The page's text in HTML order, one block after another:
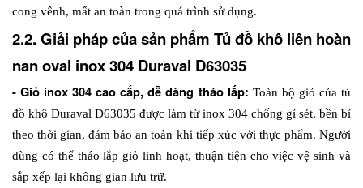
cong vênh, mất an toàn trong quá trình sử dụng.
2.2. Giải pháp của sản phẩm Tủ đồ khô liên hoàn
nan oval inox 304 Duraval D63035
- Giỏ inox 304 cao cấp, dễ dàng tháo lắp: Toàn bộ giỏ của tủ
đồ khô Duraval D63035 được làm từ inox 304 chống gỉ sét, bền bỉ
theo thời gian, đảm bảo an toàn khi tiếp xúc với thực phẩm. Người
dùng có thể tháo lắp giỏ linh hoạt, thuận tiện cho việc vệ sinh và
sắp xếp lại không gian lưu trữ.